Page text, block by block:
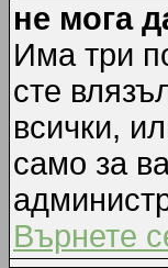
не мога
Има три
сте
всички,
само за
Върнете